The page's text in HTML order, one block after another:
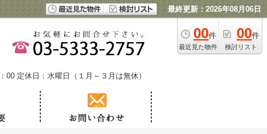
最終更新：2026年08月06日
00件
最近見た物件
00件
検討リスト
00 定休日：水曜日（１月～３月は無休）